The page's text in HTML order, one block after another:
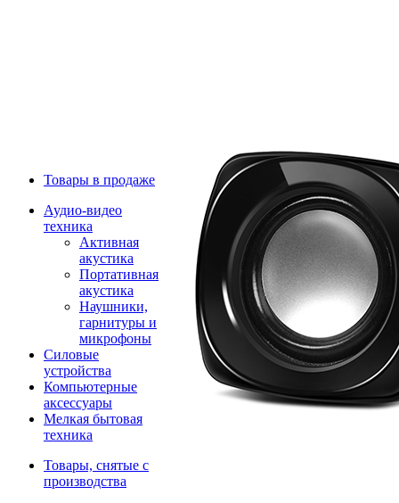
Товары в продаже
Аудио-видео
техника
Активная
акустика
Портативная
акустика
Наушники,
гарнитуры и
микрофоны
Силовые
устройства
Компьютерные
аксессуары
Мелкая бытовая
техника
Товары, снятые с
производства